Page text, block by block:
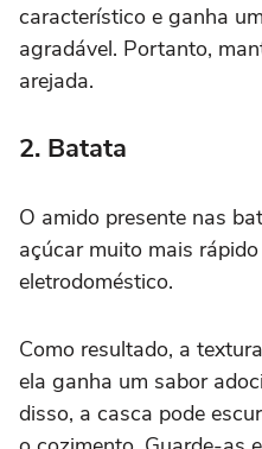
característico e ganha
agradável. Portanto,
arejada.
2. Batata
O amido presente nas
açúcar muito mais
eletrodoméstico.
Como resultado, a
ela ganha um sabor
disso, a casca pode